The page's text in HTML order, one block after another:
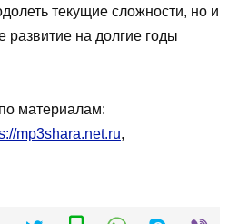
текущие сложности, но и
развитие на долгие годы
материалам:
mp3shara.net.ru,